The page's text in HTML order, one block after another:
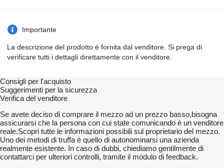
Importante
La descrizione del prodotto è fornita dal venditore. Si prega di
verificare tutti i dettagli direttamente con il venditore.
Consigli per l'acquisto
Suggerimenti per la sicurezza
Verifica del venditore
Se avete deciso di comprare il mezzo ad un prezzo basso,bisogna
assicurarsi che la persona con cui state comunicando è un venditore
reale.Scopri tutte le informazioni possibili sul proprietario del mezzo.
Uno dei metodi di truffa è quello di autonominarsi una azienda
realmente esistente. In caso di dubbi, chiediamo gentilmente di
contattarci per ulteriori controlli, tramite il modulo di feedback.